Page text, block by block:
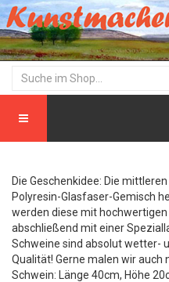
Die Geschenkidee: Die
Polyresin-Glasfaser-Gemisch
werden diese mit
abschließend mit einer
Schweine sind absolut wetter-
Qualität! Gerne malen wir auch
Schwein: Länge 40cm, Höhe